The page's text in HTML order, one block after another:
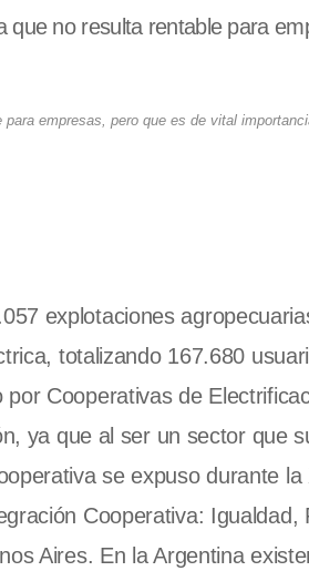
no resulta rentable para
empresas, pero que es de vital
explotaciones
totalizando 167.680
Cooperativas de
ya que al ser un sector que
se expuso durante la
Cooperativa: Igualdad,
Aires. En la Argentina